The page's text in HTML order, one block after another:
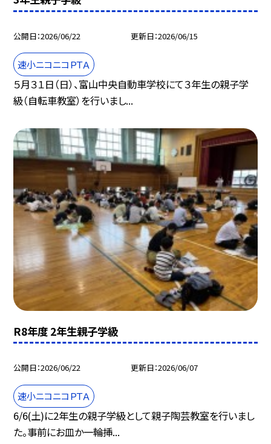
公開日 2026/06/22 更新日 2026/06/15
速小ニコニコＰＴＡ
５月３１日（日）、富山中央自動車学校にて３年生の親子学
級（自転車教室）を行いまし...
R8年度 2年生親子学級
公開日 2026/06/22 更新日 2026/06/07
速小ニコニコＰＴＡ
6/6(土)に2年生の親子学級として親子陶芸教室を行いまし
た。事前にお皿か一輪挿...